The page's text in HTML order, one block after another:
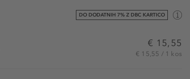
DO DODATNIH 7% Z DBC KARTICO
€ 15,55
€ 15,55 / 1 kos